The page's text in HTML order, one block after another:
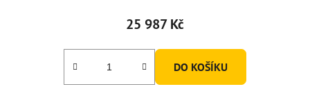
25 987 Kč
DO KOŠÍKU